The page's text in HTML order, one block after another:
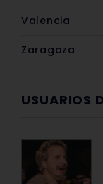
Valencia
Zaragoza
USUARIOS